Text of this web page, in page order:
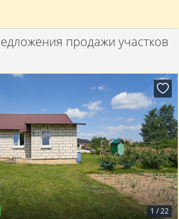
продажи участков
1 /22